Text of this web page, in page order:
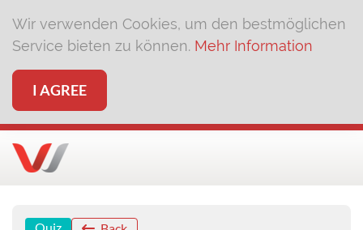
Wir verwenden Cookies, um den bestmöglichen
Service bieten zu können. Mehr Information
I AGREE